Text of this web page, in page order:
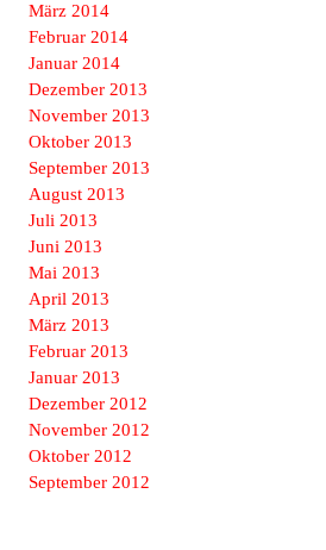
März 2014
Februar 2014
Januar 2014
Dezember 2013
November 2013
Oktober 2013
September 2013
August 2013
Juli 2013
Juni 2013
Mai 2013
April 2013
März 2013
Februar 2013
Januar 2013
Dezember 2012
November 2012
Oktober 2012
September 2012